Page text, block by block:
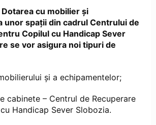
cu mobilier și
unor spații din cadrul Centrului de
Copilul cu Handicap Sever
se vor asigura noi tipuri de
și a echipamentelor;
cabinete – Centrul de Recuperare
Handicap Sever Slobozia.